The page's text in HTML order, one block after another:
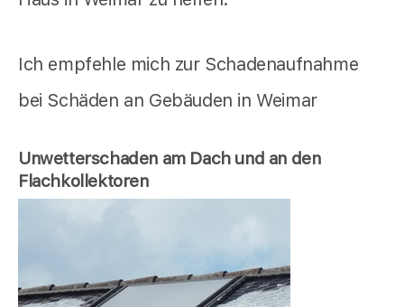
Ich empfehle mich zur Schadenaufnahme
bei Schäden an Gebäuden in Weimar
Unwetterschaden am Dach und an den
Flachkollektoren